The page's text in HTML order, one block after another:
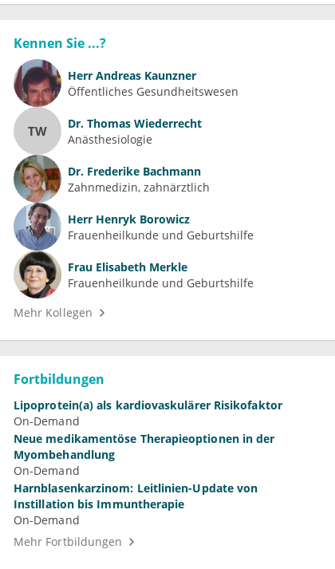
Kennen Sie ...?
Herr Andreas Kaunzner
Öffentliches Gesundheitswesen
TW Dr. Thomas Wiederrecht
Anästhesiologie
Dr. Frederike Bachmann
Zahnmedizin, zahnärztlich
Herr Henryk Borowicz
Frauenheilkunde und Geburtshilfe
Frau Elisabeth Merkle
Frauenheilkunde und Geburtshilfe
Mehr Kollegen
Fortbildungen
Lipoprotein(a) als kardiovaskulärer Risikofaktor
On-Demand
Neue medikamentöse Therapieoptionen in der
Myombehandlung
On-Demand
Harnblasenkarzinom: Leitlinien-Update von
Instillation bis Immuntherapie
On-Demand
Mehr Fortbildungen